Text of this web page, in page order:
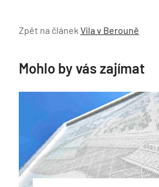
Zpět na článek Vila v Berouně
Mohlo by vás zajímat